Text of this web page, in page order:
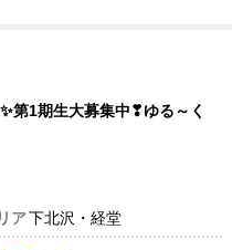
第1期生大募集中❣ゆる～く
ア下北沢・経堂